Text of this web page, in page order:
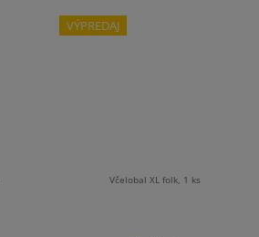
VÝPREDAJ
Včelobal XL folk, 1 ks